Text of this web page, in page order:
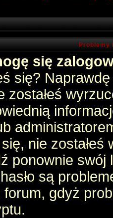
Problemy
się
się?
zostałeś
nie
ponownie swój
są
gdyż